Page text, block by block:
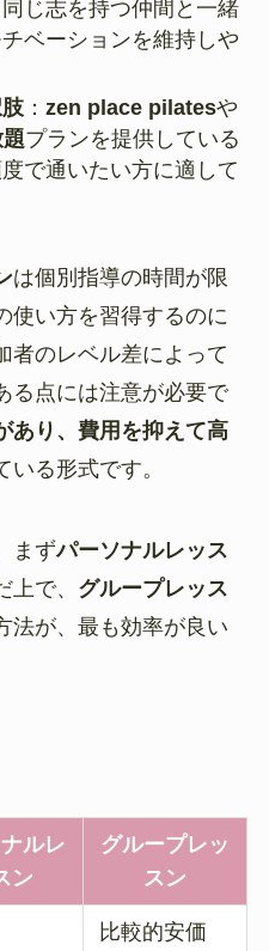
同じ志を持つ仲間と一緒
ベーションを維持しや
： zen place pilatesや
プランを提供している
で通いたい方に適して
は個別指導の時間が限
使い方を習得するのに
者のレベル差によって
る点には注意が必要で
あり、費用を抑えて高
いる形式です。
まずパーソナルレッス
で、 グループレッス
法が、最も効率が良い
ルレ
ン
グループレッ
スン
比較的安価